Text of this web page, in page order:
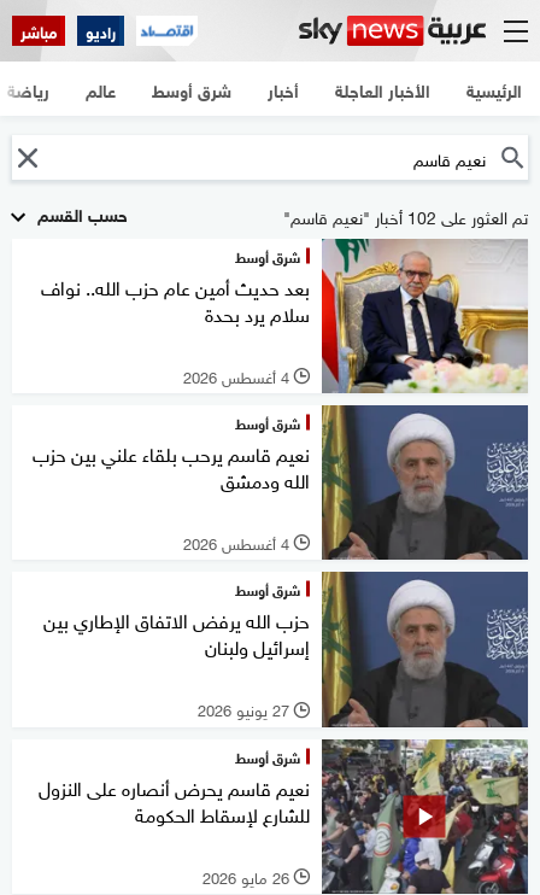
راديو مباشر
الرئيسية الأخبار العاجلة أخبار شرق أوسط عالم رياضة
حسب القسم تم العثور على 102 أخبار "نعيم قاسم"
شرق أوسط
بعد حديث أمين عام حزب الله.. نواف
سلام يرد بحدة
l 4 أغسطس 2026
شرق أوسط
نعيم قاسم يرحب بلقاء علني بين حزب
الله ودمشق
l 4 أغسطس 2026
شرق أوسط
حزب الله يرفض الاتفاق الإطاري بين
إسرائيل ولبنان
l 27 يونيو 2026
شرق أوسط
نعيم قاسم يحرض أنصاره على النزول
للشارع لإسقاط الحكومة
l 26 مايو 2026